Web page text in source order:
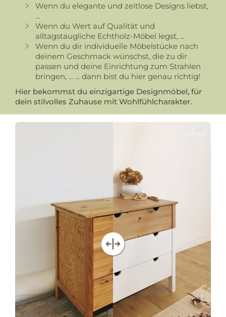
Wenn du elegante und zeitlose Designs liebst,
...
Wenn du Wert auf Qualität und
alltagstaugliche Echtholz-Möbel legst, ...
Wenn du dir individuelle Möbelstücke nach
deinem Geschmack wünschst, die zu dir
passen und deine Einrichtung zum Strahlen
bringen, ... ... dann bist du hier genau richtig!
Hier bekommst du einzigartige Designmöbel, für
dein stilvolles Zuhause mit Wohlfühlcharakter.